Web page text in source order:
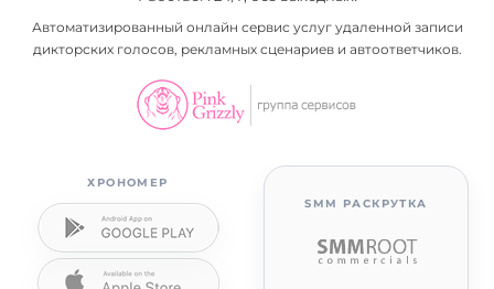
Автоматизированный онлайн сервис услуг удаленной записи
дикторских голосов, рекламных сценариев и автоответчиков.
ХРОНОМЕР
SMM РАСКРУТКА